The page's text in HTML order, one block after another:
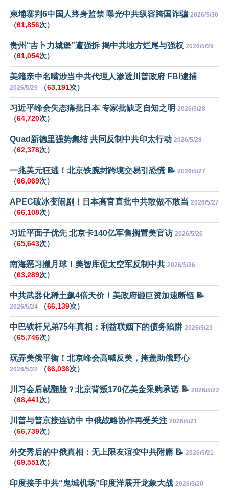
柬埔寨判6中国人终身监禁 曝光中共纵容跨国诈骗 2026/5/30
（61,856次）
贵州“吉卜力城堡”遭强拆 揭中共地方烂尾与强权 2026/5/29
（61,054次）
美籍亲中名嘴涉当中共代理人渗透川普政府 FBI逮捕
2026/5/29 （63,191次）
习近平峰会失态痛批日本 专家批缺乏自知之明 2026/5/28
（64,720次）
Quad新德里强势集结 共同反制中共印太行动 2026/5/28
（62,378次）
一兆美元狂逃！北京铁腕封跨境交易引恐慌 📝 2026/5/27
（66,069次）
APEC破冰变闹剧！日本高官直批中共敢做不敢当 2026/5/27
（66,108次）
习近平面子优先 北京卡140亿军售搁置美官访 2026/5/26
（65,643次）
南海恶习搬月球！美智库促太空军反制中共 2026/5/26
（63,289次）
中共武器化稀土飙4倍天价！美政府砸巨资加速断链 📝
2026/5/24 （66,139次）
中巴铁杆兄弟75年真相：利益联姻下的债务陷阱 2026/5/23
（65,746次）
玩弄美俄平衡！北京峰会高喊反美，掩盖助俄野心
2026/5/22 （66,036次）
川习会后就翻脸？北京背叛170亿美金采购承诺 📝 2026/5/22
（68,441次）
川普与普京接连访中 中俄战略协作再受关注 2026/5/21
（66,739次）
外交秀后的中俄真相：无上限友谊变中共附庸 📝 2026/5/21
（69,551次）
印度接手中共“鬼城机场”印度洋展开龙象大战 2026/5/20